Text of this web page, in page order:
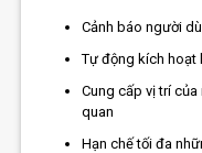
Cảnh báo người
Tự động kích hoạt
Cung cấp vị trí của
quan
Hạn chế tối đa